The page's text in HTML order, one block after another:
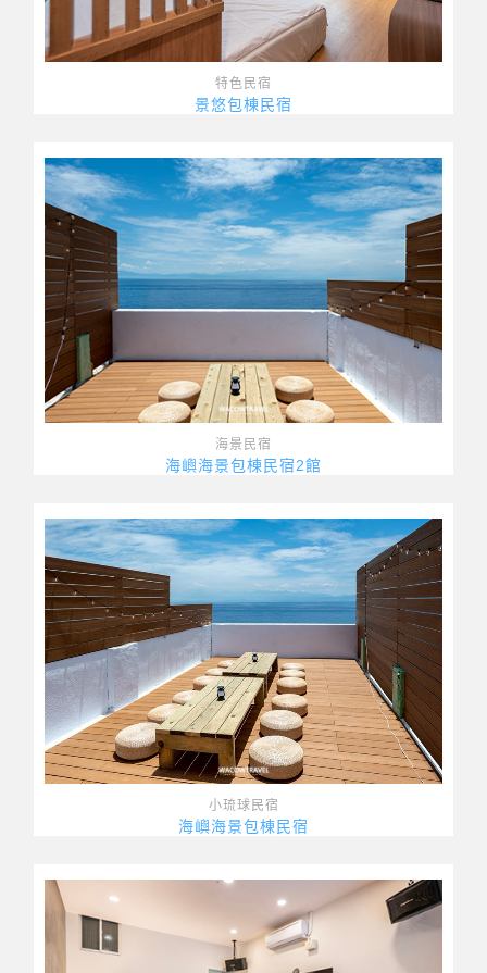
特色民宿
景悠包棟民宿
海景民宿
海嶼海景包棟民宿2館
小琉球民宿
海嶼海景包棟民宿